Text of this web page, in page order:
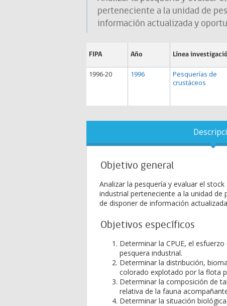
perteneciente a la unidad de
información actualizada y
FIPA
1996-20
Año
1996
Línea
Pesquerías de
crustáceos
Objetivo general
Analizar la pesquería y evaluar el
industrial perteneciente a la unidad de
de disponer de información
Objetivos específicos
Determinar la CPUE, el
pesquera industrial.
Determinar la distribución,
colorado explotado por la flota
Determinar la composición de
relativa de la fauna
Determinar la situación